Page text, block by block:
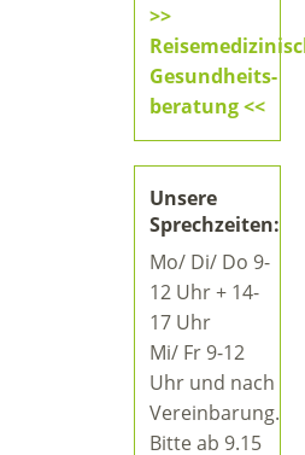
>>
Gesundheits-
beratung <<
Unsere
Sprechzeiten:
Mo/ Di/ Do 9-
12 Uhr + 14-
17 Uhr
Mi/ Fr 9-12
Uhr und nach
Vereinbarung.
Bitte ab 9.15